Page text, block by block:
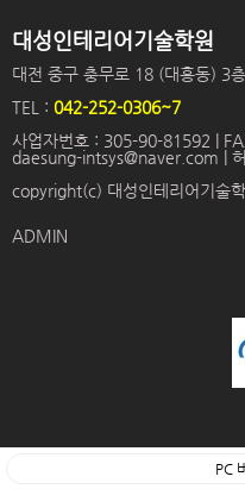
대성인테리어기술학원
대전 중구 충무로 18 (대흥동) 3층
TEL : 042-252-0306~7
사업자번호 : 305-90-81592 |
daesung-intsys@naver.com |
copyright(c) 대성인테리어기술
ADMIN
PC